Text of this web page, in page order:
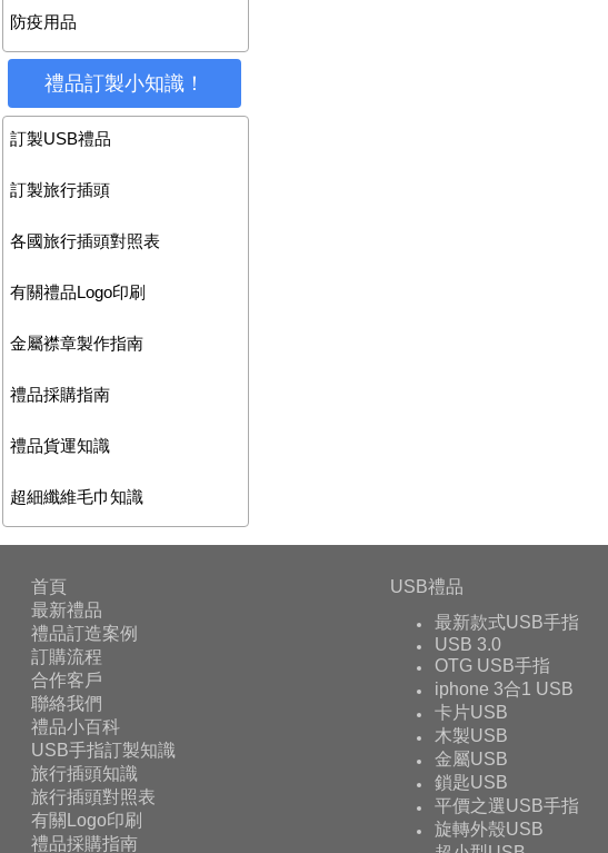
防疫用品
禮品訂製小知識！
訂製USB禮品
訂製旅行插頭
各國旅行插頭對照表
有關禮品Logo印刷
金屬襟章製作指南
禮品採購指南
禮品貨運知識
超細纖維毛巾知識
首頁
最新禮品
禮品訂造案例
訂購流程
合作客戶
聯絡我們
禮品小百科
USB手指訂製知識
旅行插頭知識
旅行插頭對照表
有關Logo印刷
禮品採購指南
USB禮品
最新款式USB手指
USB 3.0
OTG USB手指
iphone 3合1 USB
卡片USB
木製USB
金屬USB
鎖匙USB
平價之選USB手指
旋轉外殼USB